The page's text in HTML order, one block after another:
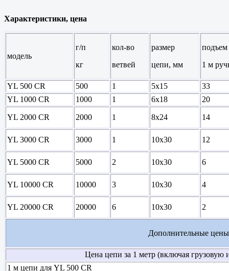
Характеристики, цена
модель
г/п
кг
кол-во
ветвей
размер
цепи, мм
подъем
1 м
YL 500 CR 500 1 5х15
33
YL 1000 CR
1000 1 6х18 20
YL 2000 CR 2000 1 8х24 14
YL 3000 CR 3000 1 10х30 12
YL 5000 CR 5000 2 10х30 6
YL 10000 CR 10000 3 10х30 4
YL 20000 CR 20000 6 10х30 2
Дополнительные
Цена цепи за 1 метр (включая грузовую и
1 м цепи для YL 500 CR